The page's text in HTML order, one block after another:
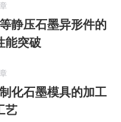
静压石墨异形件的
能突破
化石墨模具的加工
艺